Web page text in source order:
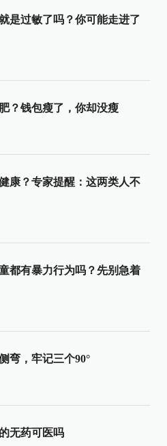
是过敏了吗？你可能走进了
？钱包瘦了，你却没瘦
康？专家提醒：这两类人不
都有暴力行为吗？先别急着
弯，牢记三个90°
无药可医吗